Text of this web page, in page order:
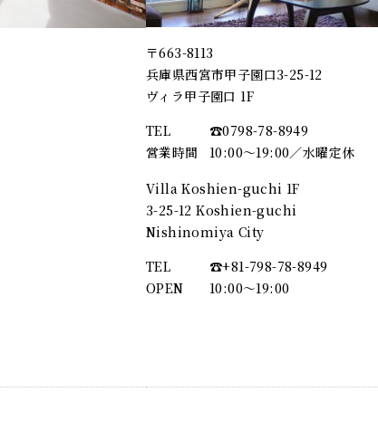
〒663-8113
兵庫県西宮市甲子園口3-25-12
ヴィラ甲子園口 1F
TEL
☎︎0798-78-8949
営業時間
10:00～19:00／水曜定休
Villa Koshien-guchi 1F
3-25-12 Koshien-guchi
Nishinomiya City
TEL
☎︎+81-798-78-8949
OPEN
10:00〜19:00